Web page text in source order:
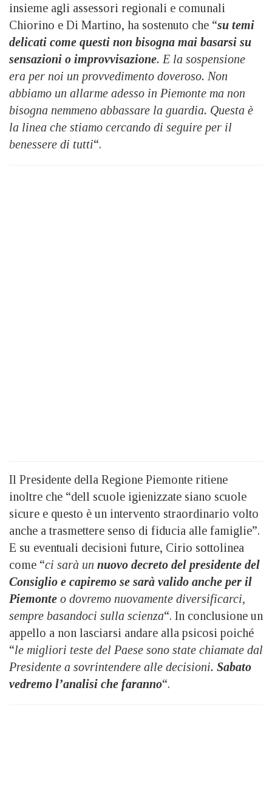
insieme agli assessori regionali e comunali
Chiorino e Di Martino, ha sostenuto che “su temi
delicati come questi non bisogna mai basarsi su
sensazioni o improvvisazione. E la sospensione
era per noi un provvedimento doveroso. Non
abbiamo un allarme adesso in Piemonte ma non
bisogna nemmeno abbassare la guardia. Questa è
la linea che stiamo cercando di seguire per il
benessere di tutti“.
Il Presidente della Regione Piemonte ritiene
inoltre che “dell scuole igienizzate siano scuole
sicure e questo è un intervento straordinario volto
anche a trasmettere senso di fiducia alle famiglie”.
E su eventuali decisioni future, Cirio sottolinea
come “ci sarà un nuovo decreto del presidente del
Consiglio e capiremo se sarà valido anche per il
Piemonte o dovremo nuovamente diversificarci,
sempre basandoci sulla scienza“. In conclusione un
appello a non lasciarsi andare alla psicosi poiché
“le migliori teste del Paese sono state chiamate dal
Presidente a sovrintendere alle decisioni. Sabato
vedremo l’analisi che faranno“.